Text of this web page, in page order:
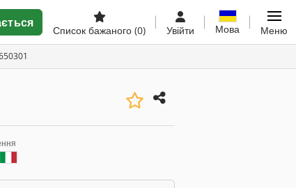
Список бажаного (0) Увійти Мова Меню